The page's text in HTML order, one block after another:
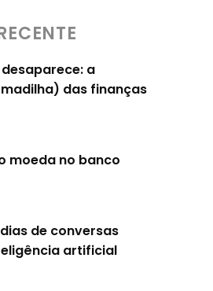
a
das finanças
moeda no banco
de conversas
artificial